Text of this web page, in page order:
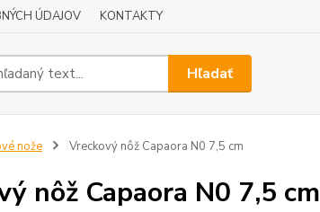
ÚDAJOV KONTAKTY
Hľadať
nože Vreckový nôž Capaora N0 7,5 cm
nôž Capaora N0 7,5 cm